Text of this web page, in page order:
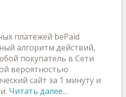
платежей bePaid
алгоритм действий,
покупатель в Сети
вероятностью
сайт за 1 минуту и
Читать далее...